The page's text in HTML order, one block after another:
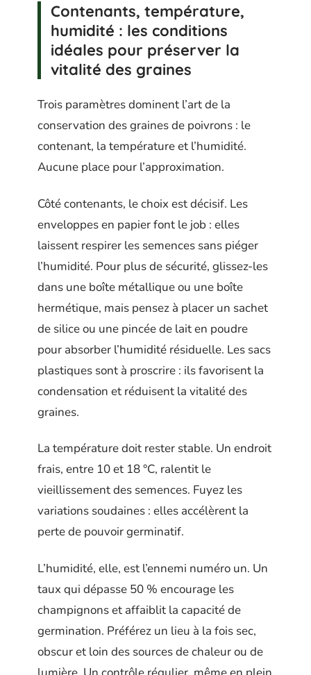
Contenants, température,
humidité : les conditions
idéales pour préserver la
vitalité des graines
Trois paramètres dominent l’art de la
conservation des graines de poivrons : le
contenant, la température et l’humidité.
Aucune place pour l’approximation.
Côté contenants, le choix est décisif. Les
enveloppes en papier font le job : elles
laissent respirer les semences sans piéger
l’humidité. Pour plus de sécurité, glissez-les
dans une boîte métallique ou une boîte
hermétique, mais pensez à placer un sachet
de silice ou une pincée de lait en poudre
pour absorber l’humidité résiduelle. Les sacs
plastiques sont à proscrire : ils favorisent la
condensation et réduisent la vitalité des
graines.
La température doit rester stable. Un endroit
frais, entre 10 et 18 °C, ralentit le
vieillissement des semences. Fuyez les
variations soudaines : elles accélèrent la
perte de pouvoir germinatif.
L’humidité, elle, est l’ennemi numéro un. Un
taux qui dépasse 50 % encourage les
champignons et affaiblit la capacité de
germination. Préférez un lieu à la fois sec,
obscur et loin des sources de chaleur ou de